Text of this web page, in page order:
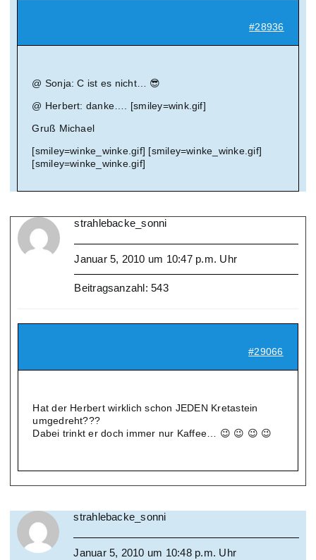
#28936
@ Sonja: C ist es nicht… 😎
@ Herbert: danke…. [smiley=wink.gif]
Gruß Michael
[smiley=winke_winke.gif] [smiley=winke_winke.gif]
[smiley=winke_winke.gif]
strahlebacke_sonni
Januar 5, 2010 um 10:47 p.m. Uhr
Beitragsanzahl: 543
#29066
Hat der Herbert wirklich schon JEDEN Kretastein
umgedreht???
Dabei trinkt er doch immer nur Kaffee… 😉 😉 😉 😉
strahlebacke_sonni
Januar 5, 2010 um 10:48 p.m. Uhr